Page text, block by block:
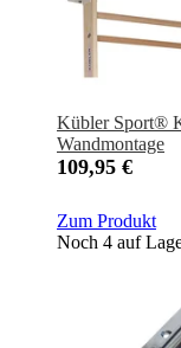
Kübler Sport®
Wandmontage
109,95 €
Zum Produkt
Noch 4 auf